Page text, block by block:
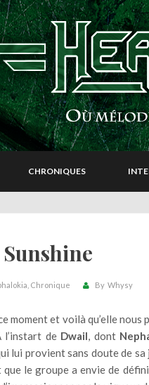
CHRONIQUES
Sunshine
Chronique By Whysy
moment et voilà qu’elle nous
l’instart de Dwail, dont
lui provient sans doute de sa
le groupe a envie de